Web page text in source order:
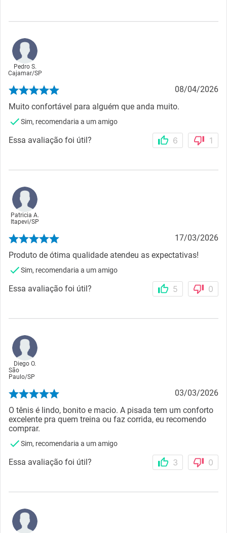
Pedro S.
Cajamar/SP
08/04/2026
Muito confortável para alguém que anda muito.
Sim, recomendaria a um amigo
Essa avaliação foi útil? 6 1
Patricia A.
Itapevi/SP
17/03/2026
Produto de ótima qualidade atendeu as expectativas!
Sim, recomendaria a um amigo
Essa avaliação foi útil? 5 0
Diego O.
São
Paulo/SP
03/03/2026
O tênis é lindo, bonito e macio. A pisada tem um conforto
excelente pra quem treina ou faz corrida, eu recomendo
comprar.
Sim, recomendaria a um amigo
Essa avaliação foi útil? 3 0